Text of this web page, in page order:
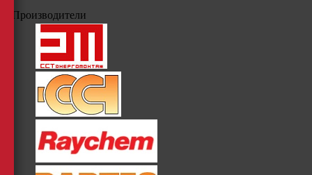
Производители